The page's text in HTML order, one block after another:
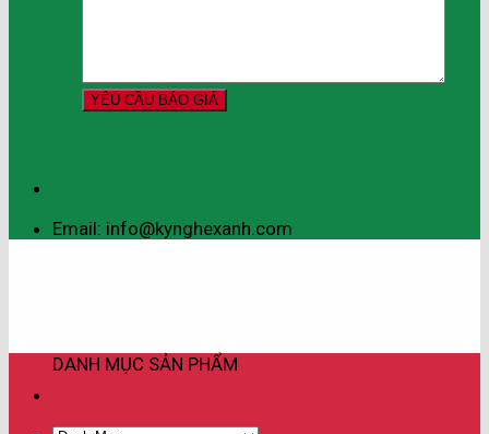
Email: info@kynghexanh.com
DANH MỤC SẢN PHẨM